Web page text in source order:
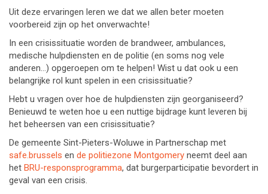
Uit deze ervaringen leren we dat we allen beter moeten
voorbereid zijn op het onverwachte!
In een crisissituatie worden de brandweer, ambulances,
medische hulpdiensten en de politie (en soms nog vele
anderen…) opgeroepen om te helpen! Wist u dat ook u een
belangrijke rol kunt spelen in een crisissituatie?
Hebt u vragen over hoe de hulpdiensten zijn georganiseerd?
Benieuwd te weten hoe u een nuttige bijdrage kunt leveren bij
het beheersen van een crisissituatie?
De gemeente Sint-Pieters-Woluwe in Partnerschap met
safe.brussels en de politiezone Montgomery neemt deel aan
het BRU-responsprogramma, dat burgerparticipatie bevordert in
geval van een crisis.